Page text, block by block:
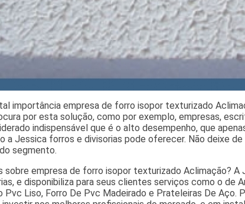
importância empresa de forro isopor texturizado
por esta solução, como por exemplo, empresas,
indispensável que é o alto desempenho, que
a Jessica forros e divisorias pode oferecer. Não deixe
segmento.
sobre empresa de forro isopor texturizado Aclimação?
e disponibiliza para seus clientes serviços como o de
Pvc Liso, Forro De Pvc Madeirado e Prateleiras De Aço.